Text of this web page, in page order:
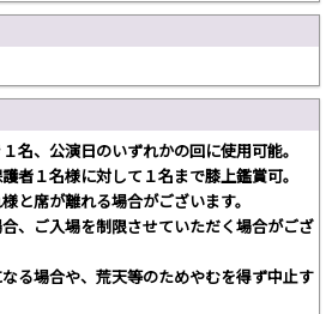
名、公演日のいずれかの回に使用可能。
者１名様に対して１名まで膝上鑑賞可。
と席が離れる場合がございます。
、ご入場を制限させていただく場合がござ
る場合や、荒天等のためやむを得ず中止す